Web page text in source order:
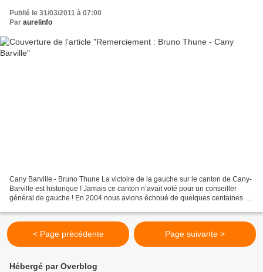
Publié le 31/03/2011 à 07:00
Par aurelinfo
Cany Barville - Bruno Thune La victoire de la gauche sur le canton de Cany-
Barville est historique ! Jamais ce canton n’avait voté pour un conseiller
général de gauche ! En 2004 nous avions échoué de quelques centaines de
< Page précédente Page suivante >
Hébergé par Overblog